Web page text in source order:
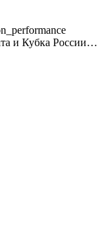
и Кубка России…